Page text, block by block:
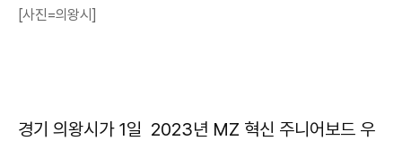
[사진=의왕시]
경기 의왕시가 1일 2023년 MZ 혁신 주니어보드 우